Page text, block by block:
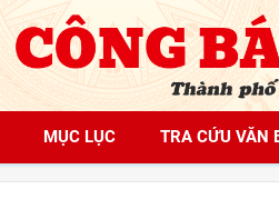
MỤC LỤC TRA CỨU VĂN